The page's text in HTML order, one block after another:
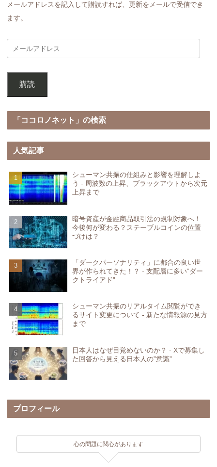
メールアドレスを記入して購読すれば、更新をメールで受信でき
ます。
購読
「ココロノネット」の検索
人気記事
シューマン共振の仕組みと影響を理解しよ
う - 周波数の上昇、ブラックアウトから次元
上昇まで
暗号資産が金融商品取引法の規制対象へ！
今後何が変わる？ステーブルコインの位置
づけは？
「ダークパーソナリティ」に都合の良い世
界が作られてきた！？ - 支配層に多い”ダー
クトライアド”
シューマン共振のリアルタイム閲覧ができ
るサイト変更について - 新たな情報源の見方
まで
日本人はなぜ目覚めないのか？ - Xで募集し
た回答から見える日本人の”意識”
プロフィール
心の問題に関心があります